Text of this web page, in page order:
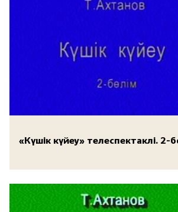
«Күшік күйеу» телеспектаклі. 2-